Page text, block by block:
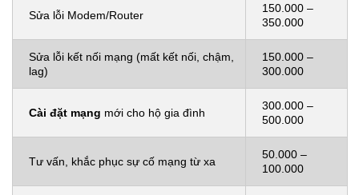
Sửa lỗi Modem/Router
150.000 –
350.000
Sửa lỗi kết nối mạng (mất kết nối, chậm,
lag)
150.000 –
300.000
Cài đặt mạng mới cho hộ gia đình
300.000 –
500.000
Tư vấn, khắc phục sự cố mạng từ xa
50.000 –
100.000